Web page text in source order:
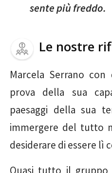
sente più freddo.
Le nostre
Marcela Serrano
prova della sua
paesaggi della sua
immergere del tutto
desiderare di essere lì
Quasi tutto il